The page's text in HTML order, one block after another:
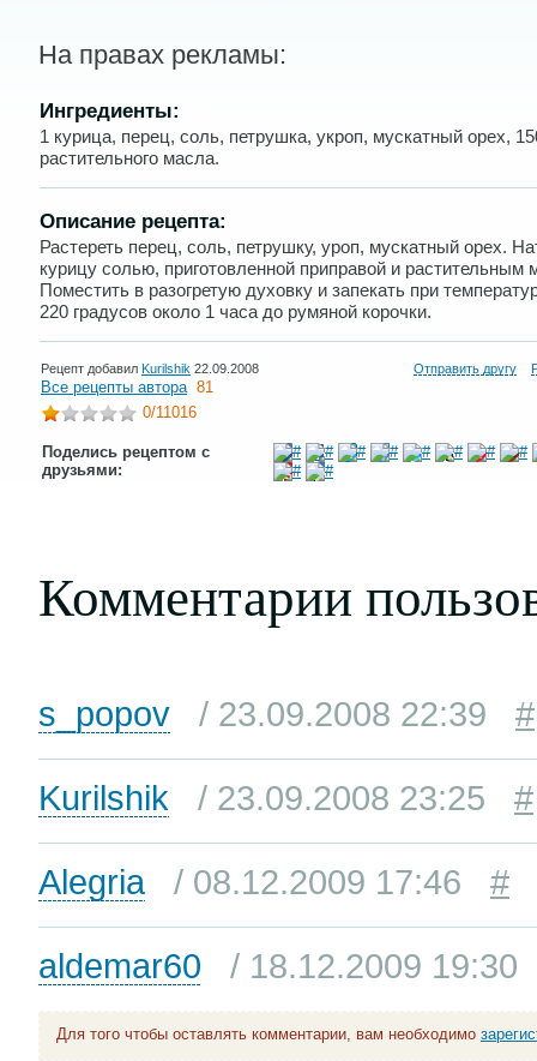
На правах рекламы:
Ингредиенты:
1 курица, перец, соль, петрушка, укроп, мускатный орех,
растительного масла.
Описание рецепта:
Растереть перец, соль, петрушку, уроп, мускатный орех.
курицу солью, приготовленной приправой и растительным
Поместить в разогретую духовку и запекать при
220 градусов около 1 часа до румяной корочки.
Рецепт добавил Kurilshik 22.09.2008 Отправить другу
Все рецепты автора 81
0/11016
Поделись рецептом с
друзьями:
Комментарии
s_popov / 23.09.2008 22:39 #
Kurilshik / 23.09.2008 23:25 #
Alegria / 08.12.2009 17:46 #
aldemar60 / 18.12.2009 19:30
Для того чтобы оставлять комментарии, вам необходимо